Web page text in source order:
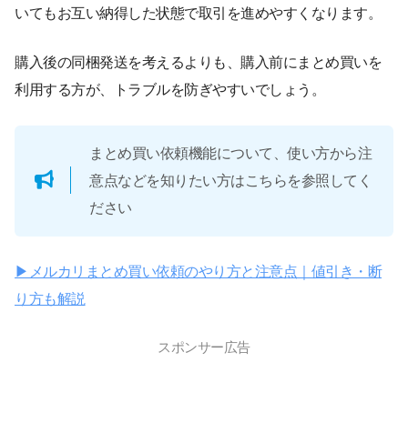
いてもお互い納得した状態で取引を進めやすくなります。
購入後の同梱発送を考えるよりも、購入前にまとめ買いを
利用する方が、トラブルを防ぎやすいでしょう。
まとめ買い依頼機能について、使い方から注
意点などを知りたい方はこちらを参照してく
ださい
▶︎メルカリまとめ買い依頼のやり方と注意点｜値引き・断
り方も解説
スポンサー広告